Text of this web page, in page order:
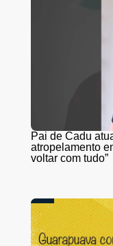
Pai de Cadu
atropelamento
voltar com tudo”